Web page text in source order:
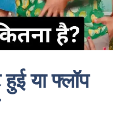
या फ्लॉप